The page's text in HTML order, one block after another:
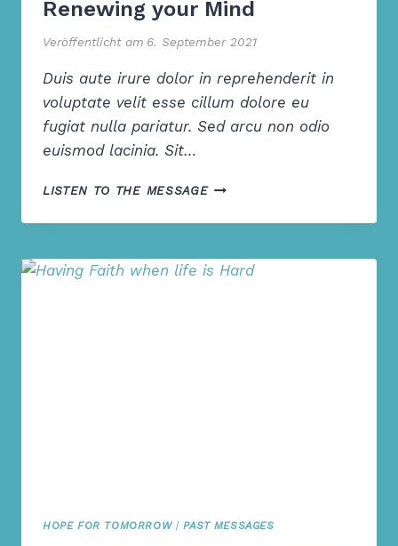
Renewing your Mind
Veröffentlicht am 6. September 2021
Duis aute irure dolor in reprehenderit in
voluptate velit esse cillum dolore eu
fugiat nulla pariatur. Sed arcu non odio
euismod lacinia. Sit…
LISTEN TO THE MESSAGERENEWING
MIND
HOPE FOR TOMORROW| PAST MESSAGES